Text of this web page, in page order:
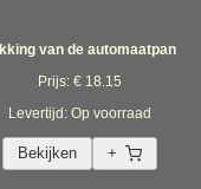
van de automaatpan
Prijs: € 18.15
Levertijd: Op voorraad
Bekijken +